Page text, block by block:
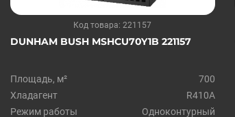
Код товара: 221157
DUNHAM BUSH MSHCU70Y1B 221157
Площадь, м²
700
Хладагент
R410A
Режим работы
Одноконтурный